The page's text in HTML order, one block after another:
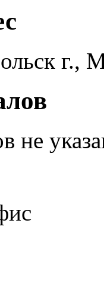
г.,
не